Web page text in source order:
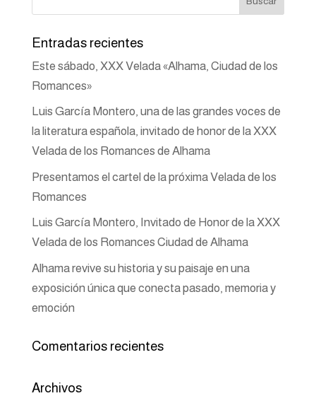
Entradas recientes
Este sábado, XXX Velada «Alhama, Ciudad de los
Romances»
Luis García Montero, una de las grandes voces de
la literatura española, invitado de honor de la XXX
Velada de los Romances de Alhama
Presentamos el cartel de la próxima Velada de los
Romances
Luis García Montero, Invitado de Honor de la XXX
Velada de los Romances Ciudad de Alhama
Alhama revive su historia y su paisaje en una
exposición única que conecta pasado, memoria y
emoción
Comentarios recientes
Archivos